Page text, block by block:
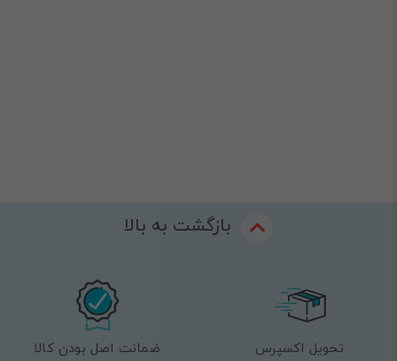
بازگشت به بالا
تحویل اکسپرس ضمانت اصل بودن کالا